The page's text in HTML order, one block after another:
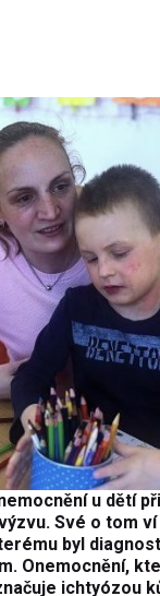
u dětí
Své o tom
byl
Onemocnění,
ichtyózou